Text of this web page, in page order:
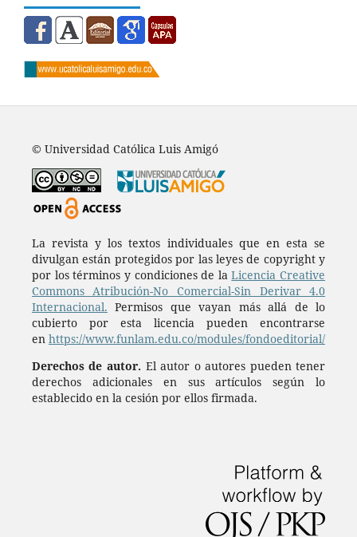
© Universidad Católica Luis Amigó
La revista y los textos individuales que en esta se
divulgan están protegidos por las leyes de copyright y
por los términos y condiciones de laLicencia Creative
Commons Atribución-No Comercial-Sin Derivar 4.0
Internacional. Permisos que vayan más allá de lo
cubierto por esta licencia pueden encontrarse
en https://www.funlam.edu.co/modules/fondoeditorial/
Derechos de autor. El autor o autores pueden tener
derechos adicionales en sus artículos según lo
establecido en la cesión por ellos firmada.